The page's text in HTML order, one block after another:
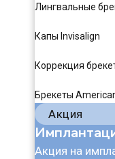
Лингвальные
Капы Invisalign
Коррекция
Брекеты
Акция
Акция на